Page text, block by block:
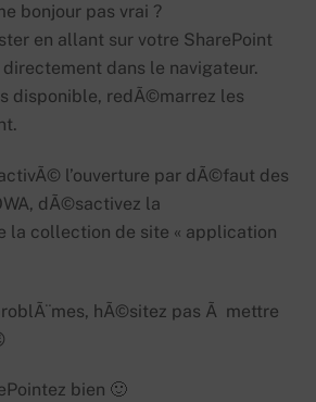
bonjour pas vrai ?
en allant sur votre SharePoint
dans le navigateur.
disponible, redÃ©marrez les
l’ouverture par dÃ©faut des
dÃ©sactivez la
la collection de site « application
hÃ©sitez pas Ã mettre
bien 🙂